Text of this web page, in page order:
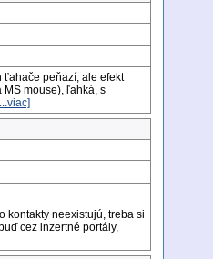
ťahače peňazí, ale efekt
mouse), ľahká, s
kontakty neexistujú, treba si
cez inzertné portály,